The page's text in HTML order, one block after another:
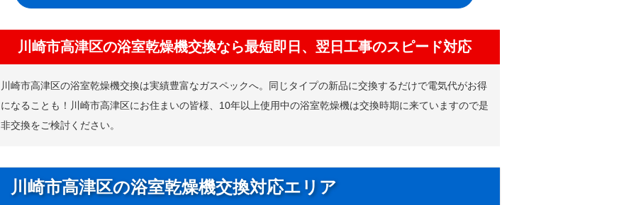
川崎市高津区の浴室乾燥機交換なら最短即日、翌日工事のスピード対応
川崎市高津区の浴室乾燥機交換は実績豊富なガスペックへ。同じタイプの新品に交換するだけで電気代がお得
になることも！川崎市高津区にお住まいの皆様、10年以上使用中の浴室乾燥機は交換時期に来ていますので是
非交換をご検討ください。
川崎市高津区の浴室乾燥機交換対応エリア